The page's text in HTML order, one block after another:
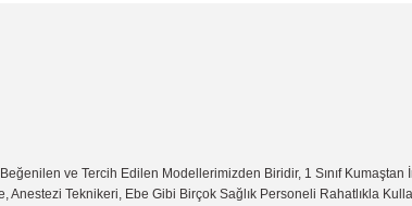
ve Tercih Edilen Modellerimizden Biridir, 1 Sınıf
Teknikeri, Ebe Gibi Birçok Sağlık Personeli Rahatlıkla